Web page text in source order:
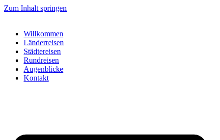
Zum Inhalt springen
Willkommen
Länderreisen
Städtereisen
Rundreisen
Augenblicke
Kontakt